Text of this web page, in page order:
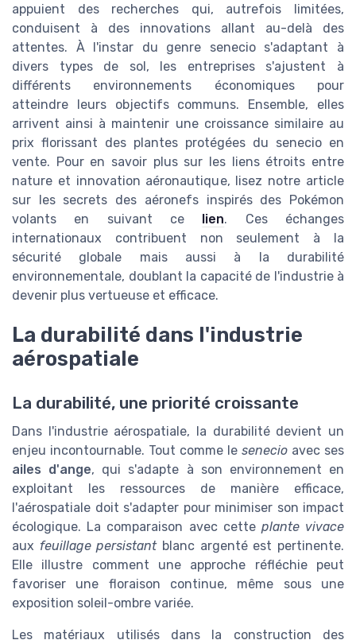
appuient des recherches qui, autrefois limitées,
conduisent à des innovations allant au-delà des
attentes. À l'instar du genre senecio s'adaptant à
divers types de sol, les entreprises s'ajustent à
différents environnements économiques pour
atteindre leurs objectifs communs. Ensemble, elles
arrivent ainsi à maintenir une croissance similaire au
prix florissant des plantes protégées du senecio en
vente. Pour en savoir plus sur les liens étroits entre
nature et innovation aéronautique, lisez notre article
sur les secrets des aéronefs inspirés des Pokémon
volants en suivant ce lien. Ces échanges
internationaux contribuent non seulement à la
sécurité globale mais aussi à la durabilité
environnementale, doublant la capacité de l'industrie à
devenir plus vertueuse et efficace.
La durabilité dans l'industrie
aérospatiale
La durabilité, une priorité croissante
Dans l'industrie aérospatiale, la durabilité devient un
enjeu incontournable. Tout comme le senecio avec ses
ailes d'ange, qui s'adapte à son environnement en
exploitant les ressources de manière efficace,
l'aérospatiale doit s'adapter pour minimiser son impact
écologique. La comparaison avec cette plante vivace
aux feuillage persistantblanc argenté est pertinente.
Elle illustre comment une approche réfléchie peut
favoriser une floraison continue, même sous une
exposition soleil-ombre variée.
Les matériaux utilisés dans la construction des